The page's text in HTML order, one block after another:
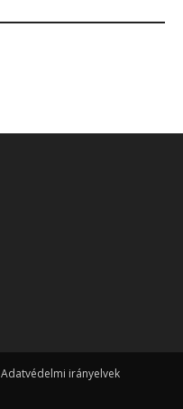
Adatvédelmi irányelvek